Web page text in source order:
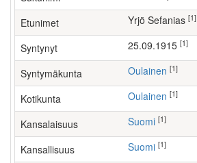
Etunimet Yrjö Sefanias [1]
Syntynyt 25.09.1915 [1]
Syntymäkunta Oulainen [1]
Kotikunta Oulainen [1]
Kansalaisuus Suomi [1]
Kansallisuus Suomi [1]